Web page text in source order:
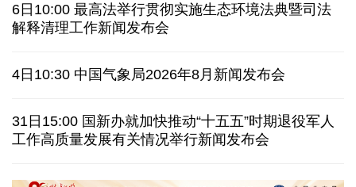
俄黑客称获取北约直接参与袭击俄领土证据
外媒说丨中国在非洲青年群体中的好感度稳步上升
我国学者发现银河系外围气体盘呈现波纹状褶皱结构
6日10:00 最高法举行贯彻实施生态环境法典暨司法
解释清理工作新闻发布会
4日10:30 中国气象局2026年8月新闻发布会
31日15:00 国新办就加快推动“十五五”时期退役军人
工作高质量发展有关情况举行新闻发布会